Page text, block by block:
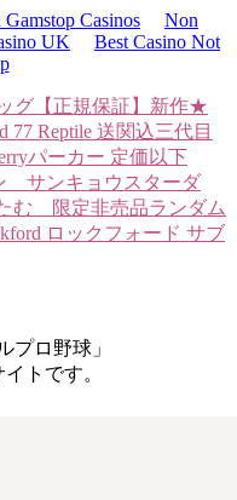
Casinos
Non
UK
Best Casino Not
グ 【正規保証】新作★
77 Reptile 送関込三代目
パーカー 定価以下
サンキョウ スターダ
限定非売品ランダム
ロックフォード サブ
プロ野球」
トです。